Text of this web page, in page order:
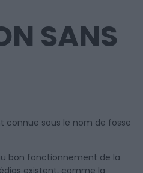
SANS
connue sous le nom de fosse
bon fonctionnement de la